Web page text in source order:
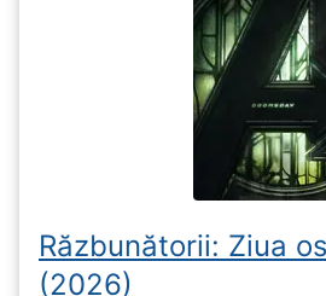
Răzbunătorii: Ziua
(2026)